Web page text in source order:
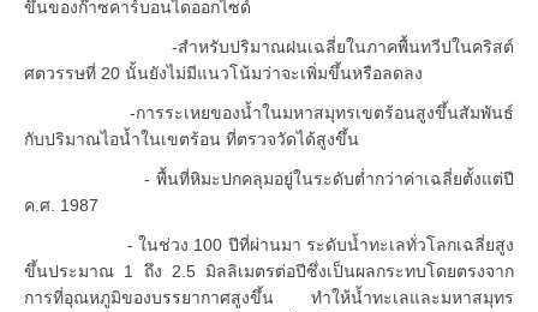
ขึ้นของก๊าซคาร์บอนไดออกไซด์
-สำหรับปริมาณฝนเฉลี่ยในภาคพื้นทวีปในคริสต์
ศตวรรษที่ 20 นั้นยังไม่มีแนวโน้มว่าจะเพิ่มขึ้นหรือลดลง
-การระเหยของน้ำในมหาสมุทรเขตร้อนสูงขึ้นสัมพันธ์
กับปริมาณไอน้ำในเขตร้อน ที่ตรวจวัดได้สูงขึ้น
- พื้นที่หิมะปกคลุมอยู่ในระดับต่ำกว่าค่าเฉลี่ยตั้งแต่ปี
ค.ศ. 1987
- ในช่วง 100 ปีที่ผ่านมา ระดับน้ำทะเลทั่วโลกเฉลี่ยสูง
ขึ้นประมาณ 1 ถึง 2.5 มิลลิเมตรต่อปีซึ่งเป็นผลกระทบโดยตรงจาก
การที่อุณหภูมิของบรรยากาศสูงขึ้น ทำให้น้ำทะเลและมหาสมุทร